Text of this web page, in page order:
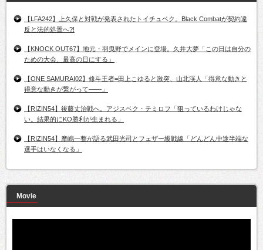
【LFA242】上久保と対戦が発表されたトイチュベク。Black Combatが契約違
反と法的処置へ?!
【KNOCK OUT67】地元・羽曳野でメインに登場。久井大夢「この日は自分の
ための大会、最高の日にする」
【ONE SAMURAI02】修斗王者=田上こゆると激突、山北渓人「得意な動きと
得意な動きが繋がって――」
【RIZIN54】後藤丈治戦へ。アジスベク・テミロフ「狙っているわけじゃな
い。結果的にKO勝利が生まれる」
【RIZIN54】摩嶋一整が語る武田光司とフェザー級戦線「どんどん中途半端な
選手はいなくなる」
Movie